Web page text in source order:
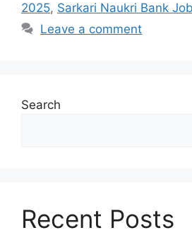
2025, Sarkari Naukri Bank
Leave a comment
Search
Recent Posts